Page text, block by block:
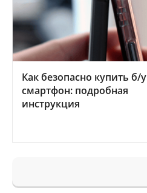
Как безопасно купить б/у
смартфон: подробная
инструкция